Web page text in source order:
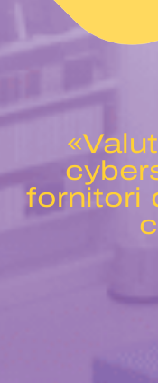
fornitori